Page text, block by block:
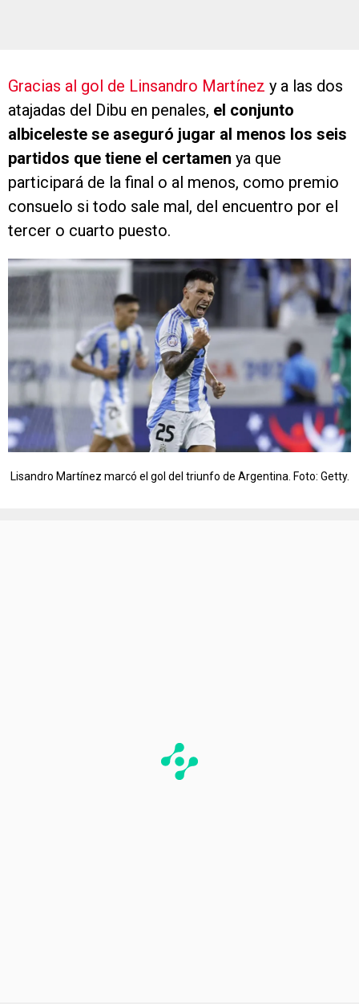
Gracias al gol de Linsandro Martínez y a las dos
atajadas del Dibu en penales, el conjunto
albiceleste se aseguró jugar al menos los seis
partidos que tiene el certamen ya que
participará de la final o al menos, como premio
consuelo si todo sale mal, del encuentro por el
tercer o cuarto puesto.
Lisandro Martínez marcó el gol del triunfo de Argentina. Foto: Getty.